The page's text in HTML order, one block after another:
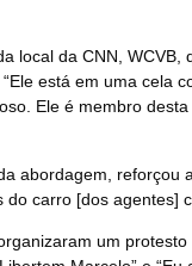
local da CNN, WCVB,
está em uma cela
Ele é membro
abordagem, reforçou
carro [dos agentes]
um